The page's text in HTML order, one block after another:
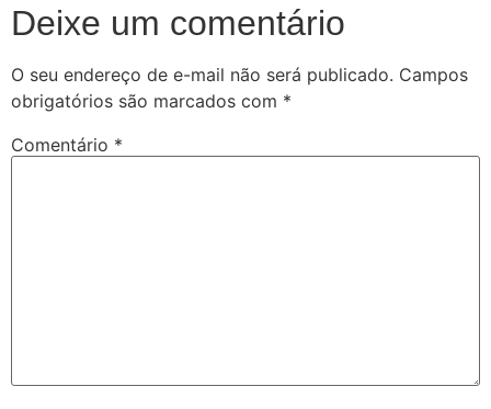
Deixe um comentário
O seu endereço de e-mail não será publicado. Campos
obrigatórios são marcados com *
Comentário *